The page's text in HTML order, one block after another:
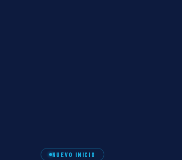
NUEVO INICIO